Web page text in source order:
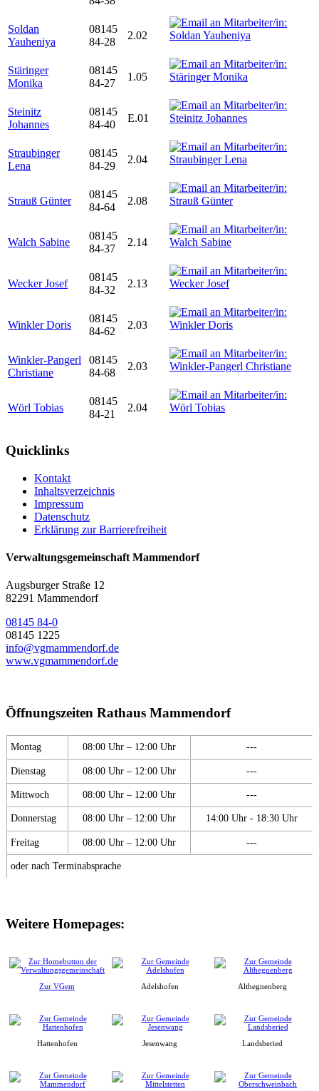
Soldan
Yauheniya
08145
84-28
2.02
Stäringer
Monika
08145
84-27
1.05
Steinitz
Johannes
08145
84-40
E.01
Straubinger
Lena
08145
84-29
2.04
Strauß Günter
08145
84-64
2.08
Walch Sabine
08145
84-37
2.14
Wecker Josef
08145
84-32
2.13
Winkler Doris
08145
84-62
2.03
Winkler-Pangerl
Christiane
08145
84-68
2.03
Wörl Tobias
08145
84-21
2.04
Quicklinks
Kontakt
Inhaltsverzeichnis
Impressum
Datenschutz
Erklärung zur Barrierefreiheit
Verwaltungsgemeinschaft Mammendorf
Augsburger Straße 12
82291 Mammendorf
08145 84-0
08145 1225
info@vgmammendorf.de
www.vgmammendorf.de
Öffnungszeiten Rathaus Mammendorf
Montag 08:00 Uhr – 12:00 Uhr ---
Dienstag 08:00 Uhr – 12:00 Uhr ---
Mittwoch 08:00 Uhr – 12:00 Uhr ---
Donnerstag 08:00 Uhr – 12:00 Uhr 14:00 Uhr - 18:30 Uhr
Freitag 08:00 Uhr – 12:00 Uhr ---
oder nach Terminabsprache
Weitere Homepages:
Zur VGem Adelshofen Althegnenberg
Hattenhofen Jesenwang Landsberied